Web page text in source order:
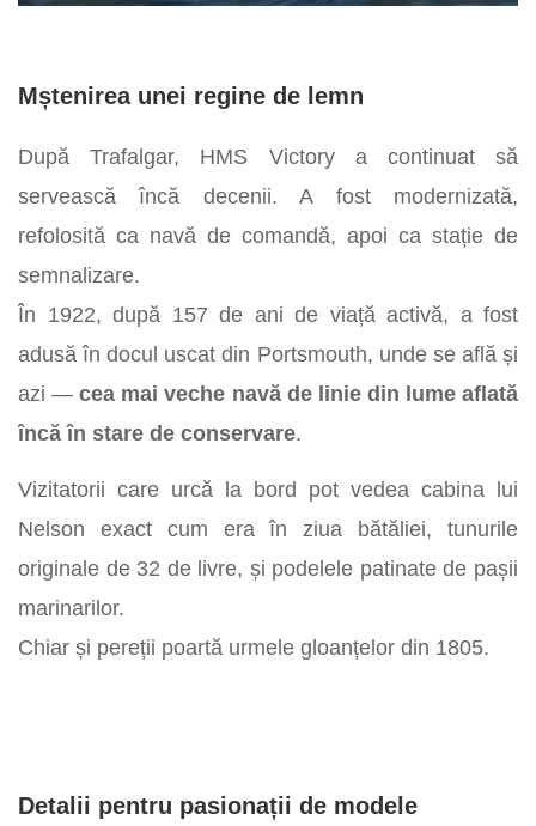
Mștenirea unei regine de lemn
După Trafalgar, HMS Victory a continuat să
servească încă decenii. A fost modernizată,
refolosită ca navă de comandă, apoi ca stație de
semnalizare.
În 1922, după 157 de ani de viață activă, a fost
adusă în docul uscat din Portsmouth, unde se află și
azi —cea mai veche navă de linie din lume aflată
încă în stare de conservare.
Vizitatorii care urcă la bord pot vedea cabina lui
Nelson exact cum era în ziua bătăliei, tunurile
originale de 32 de livre, și podelele patinate de pașii
marinarilor.
Chiar și pereții poartă urmele gloanțelor din 1805.
Detalii pentru pasionații de modele